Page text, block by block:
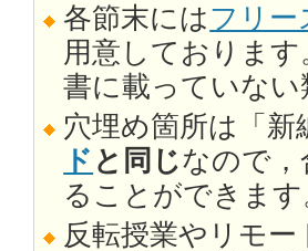
各節末にはフリー
用意しておりま
書に載っていな
穴埋め箇所は「
ド と同じなので
ることができます
反転授業やリモ